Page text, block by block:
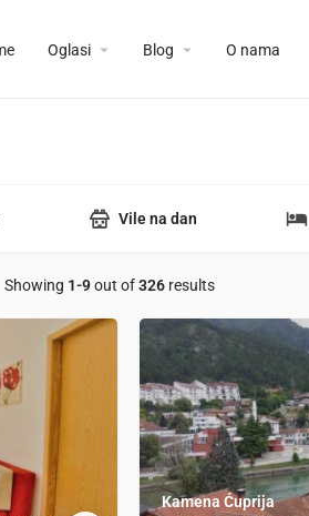
Oglasi Blog O nama
Vile na dan
Showing 1-9out of326results
Kamena Ćuprija